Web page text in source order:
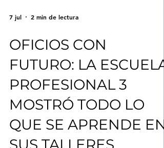
2 min de lectura
OFICIOS CON
FUTURO: LA ESCUELA